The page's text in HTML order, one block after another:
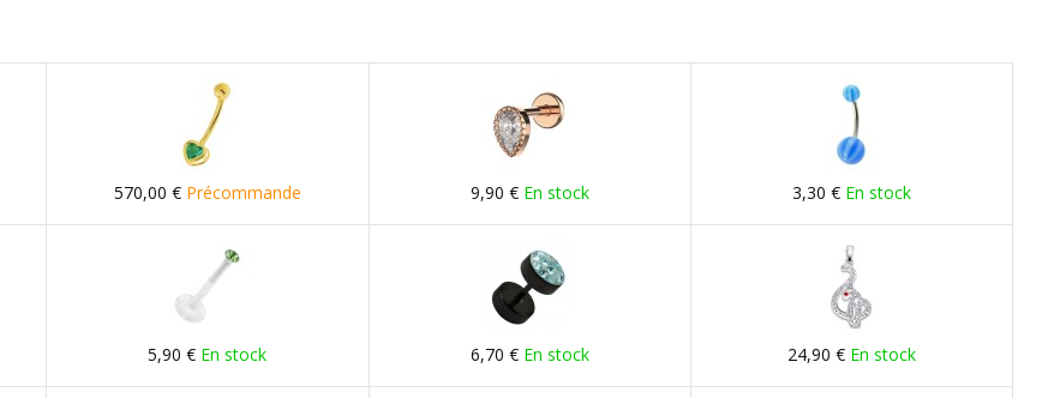
570,00 € Précommande 9,90 € En stock 3,30 € En stock
5,90 € En stock 6,70 € En stock 24,90 € En stock